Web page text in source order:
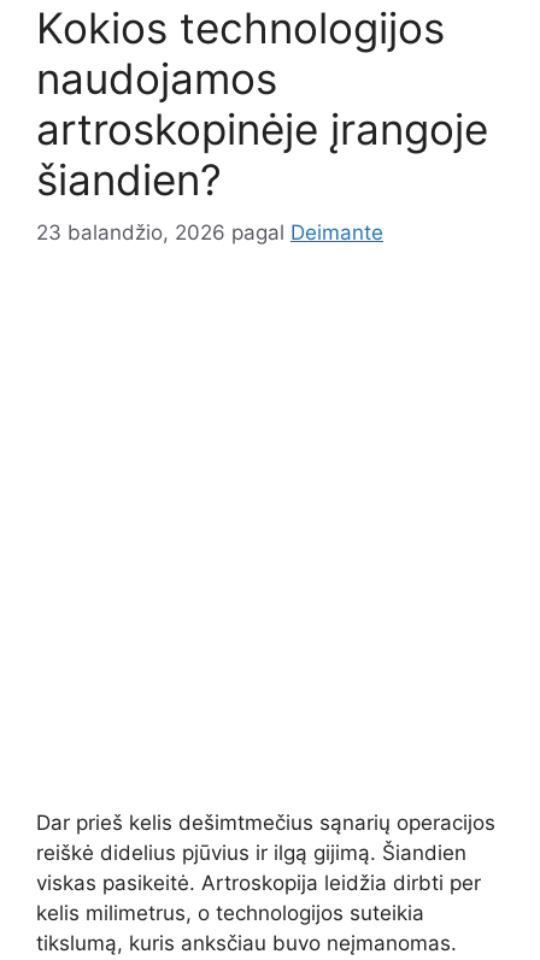
Kokios technologijos
naudojamos
artroskopinėje įrangoje
šiandien?
23 balandžio, 2026 pagal Deimante
Dar prieš kelis dešimtmečius sąnarių operacijos
reiškė didelius pjūvius ir ilgą gijimą. Šiandien
viskas pasikeitė. Artroskopija leidžia dirbti per
kelis milimetrus, o technologijos suteikia
tikslumą, kuris anksčiau buvo neįmanomas.